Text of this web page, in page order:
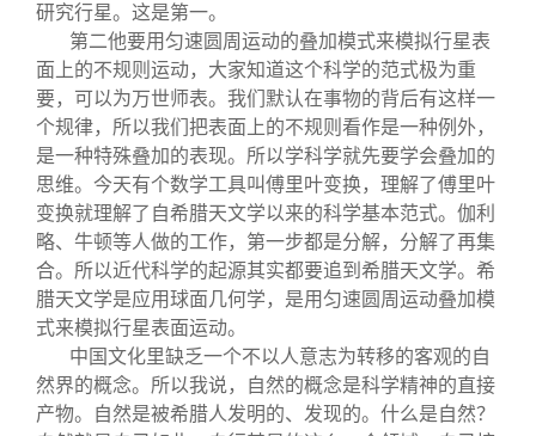
研究行星。这是第一。
第二他要用匀速圆周运动的叠加模式来模拟行星表
面上的不规则运动，大家知道这个科学的范式极为重
要，可以为万世师表。我们默认在事物的背后有这样一
个规律，所以我们把表面上的不规则看作是一种例外，
是一种特殊叠加的表现。所以学科学就先要学会叠加的
思维。今天有个数学工具叫傅里叶变换，理解了傅里叶
变换就理解了自希腊天文学以来的科学基本范式。伽利
略、牛顿等人做的工作，第一步都是分解，分解了再集
合。所以近代科学的起源其实都要追到希腊天文学。希
腊天文学是应用球面几何学，是用匀速圆周运动叠加模
式来模拟行星表面运动。
中国文化里缺乏一个不以人意志为转移的客观的自
然界的概念。所以我说，自然的概念是科学精神的直接
产物。自然是被希腊人发明的、发现的。什么是自然？